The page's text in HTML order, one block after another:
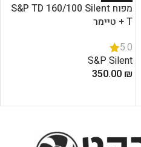
מפוח S&P TD 160/100 Silent
T + טיימר
5.0
S&P Silent
350.00 ₪